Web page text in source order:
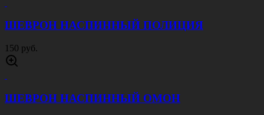
ШЕВРОН НАСПИННЫЙ ПОЛИЦИЯ
150 руб.
ШЕВРОН НАСПИННЫЙ ОМОН